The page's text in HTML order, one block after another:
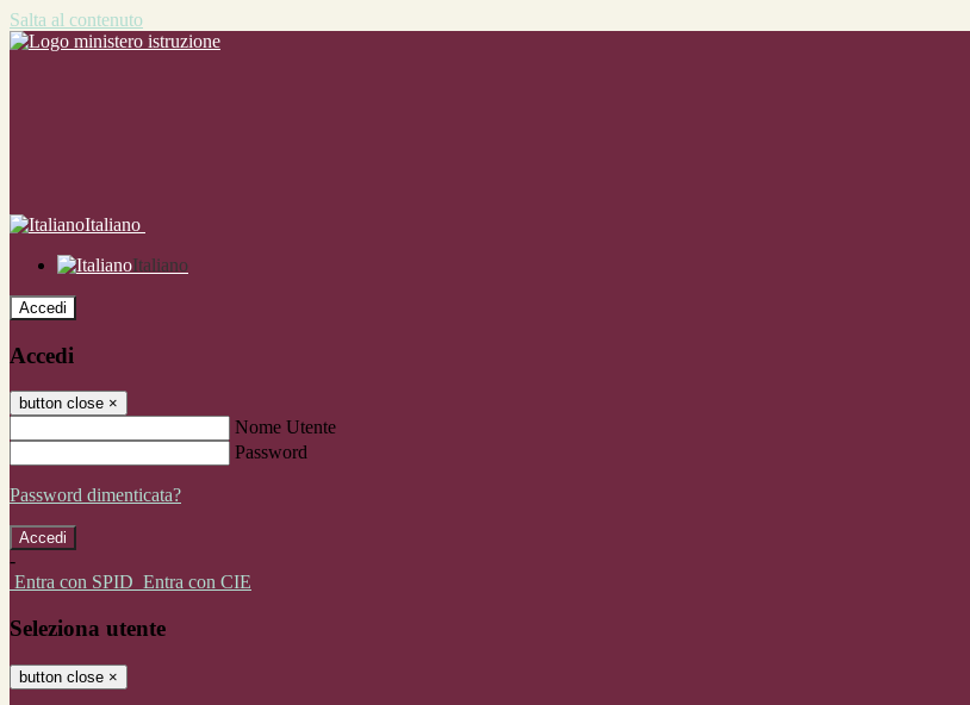
Salta al contenuto
Italiano
Italiano
Accedi
Accedi
button close ×
Nome Utente
Password
Password dimenticata?
-
Entra con SPID Entra con CIE
Seleziona utente
button close ×